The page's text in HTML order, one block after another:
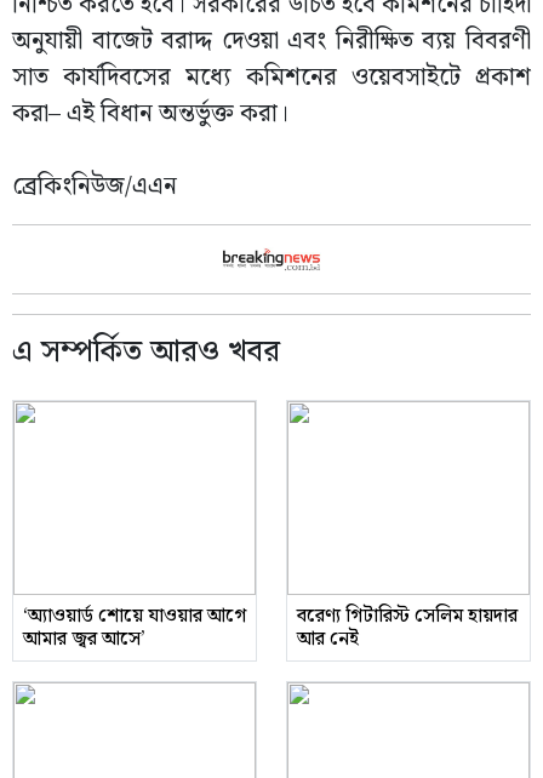
অনুযায়ী বাজেট বরাদ্দ দেওয়া এবং নিরীক্ষিত ব্যয় বিবরণী
সাত কার্যদিবসের মধ্যে কমিশনের ওয়েবসাইটে প্রকাশ
করা– এই বিধান অন্তর্ভুক্ত করা।
ব্রেকিংনিউজ/এএন
এ সম্পর্কিত আরও খবর
‘অ্যাওয়ার্ড শোয়ে যাওয়ার আগে
আমার জ্বর আসে’
বরেণ্য গিটারিস্ট সেলিম হায়দার
আর নেই